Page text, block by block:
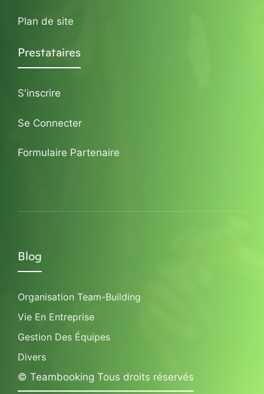
Plan de site
Prestataires
S'inscrire
Se Connecter
Formulaire Partenaire
Blog
Organisation Team-Building
Vie En Entreprise
Gestion Des Équipes
Divers
© Teambooking Tous droits réservés